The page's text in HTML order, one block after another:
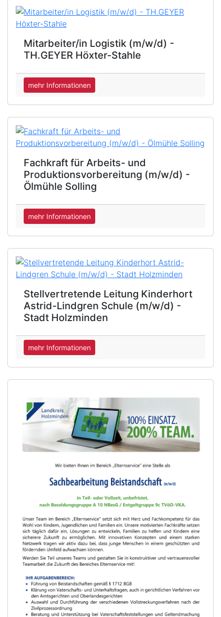
Mitarbeiter/in Logistik (m/w/d) -
TH.GEYER Höxter-Stahle
mehr Informationen
Fachkraft für Arbeits- und
Produktionsvorbereitung (m/w/d) -
Ölmühle Solling
mehr Informationen
Stellvertretende Leitung Kinderhort
Astrid-Lindgren Schule (m/w/d) -
Stadt Holzminden
mehr Informationen